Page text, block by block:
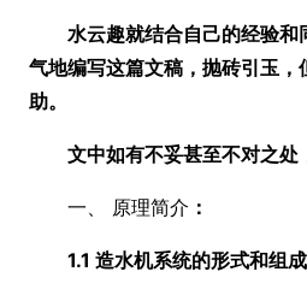
水云趣就结合自己的经验
气地编写这篇文稿，抛砖引玉
助。
文中如有不妥甚至不对之处
一、 原理简介 ：
1.1 造水机系统的形式和组成